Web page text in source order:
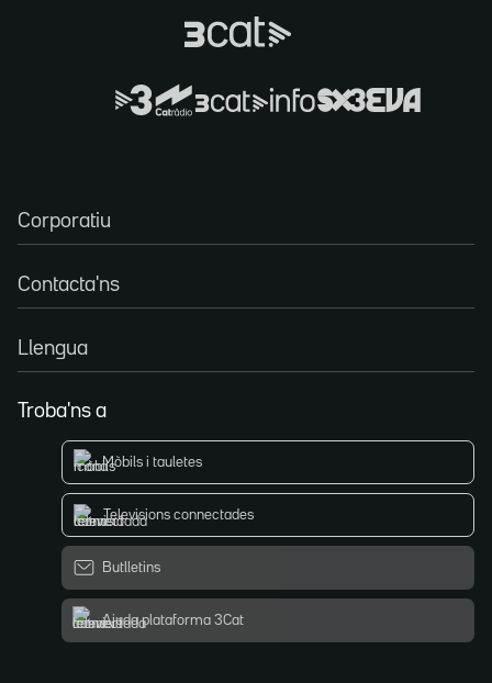
Corporatiu
Contacta'ns
Llengua
Troba'ns a
Mòbils i tauletes
Televisions connectades
Butlletins
Ajuda plataforma 3Cat